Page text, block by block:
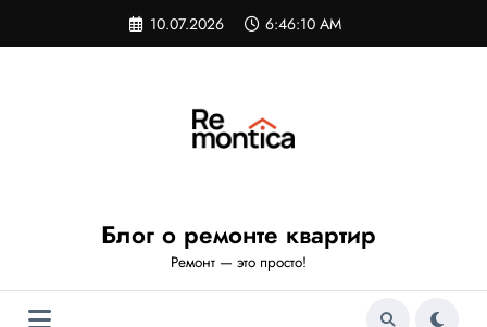
содержимому
10.07.2026 6:46:12 AM
Блог о ремонте квартир
Ремонт — это просто!